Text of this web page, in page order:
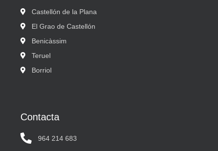
Castellón de la Plana
El Grao de Castellón
Benicàssim
Teruel
Borriol
Contacta
964 214 683